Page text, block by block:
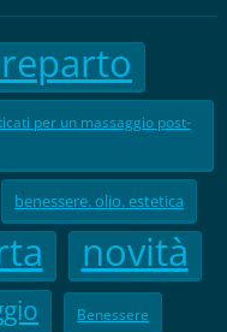
per un massaggio post-
benessere. olio. estetica
novità
Benessere